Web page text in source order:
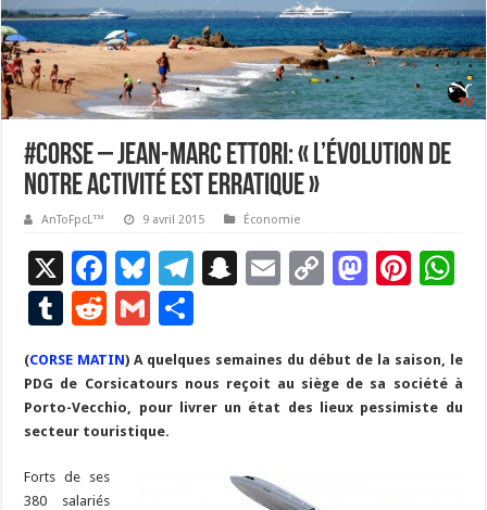
#Corse – Jean-Marc Ettori: « L’évolution de
notre activité est erratique »
AnToFpcL™ 9 avril 2015 Économie
X
F
ac
e
b
o
o
k
Bl
u
es
ky
T
gr
a
S
p
c
at
E
l
C
y
Li
M
d
o
Pi
es
t
p
T
m
bl
r
R
d
di
t
G
m
ai
l
ta
g
(CORSE MATIN) A quelques semaines du début de la saison, le
PDG de Corsicatours nous reçoit au siège de sa société à
Porto-Vecchio, pour livrer un état des lieux pessimiste du
secteur touristique.
Forts de ses
380 salariés